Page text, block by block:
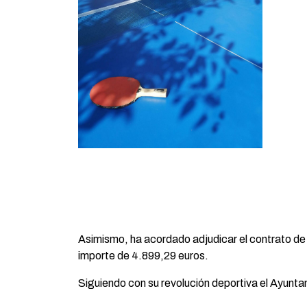
Asimismo, ha acordado adjudicar el contrato de
importe de 4.899,29 euros.
Siguiendo con su revolución deportiva el